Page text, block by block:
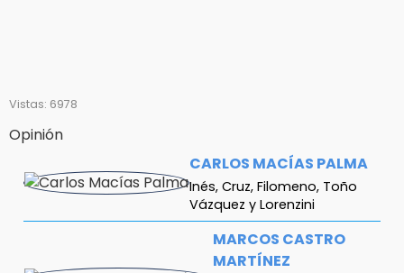
Vistas: 6978
Opinión
CARLOS MACÍAS PALMA
Inés, Cruz, Filomeno, Toño
Vázquez y Lorenzini
MARCOS CASTRO
MARTÍNEZ